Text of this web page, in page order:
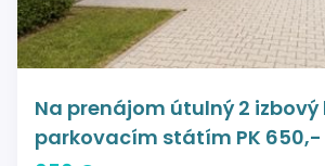
Na prenájom útulný 2 izbový
parkovacím státím PK 650,-